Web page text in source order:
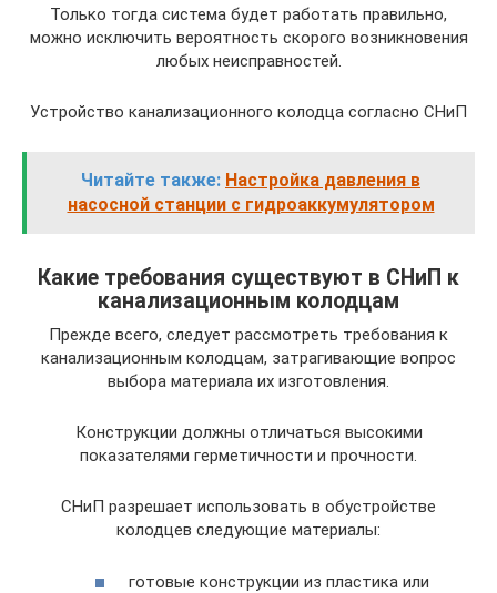
Только тогда система будет работать правильно,
можно исключить вероятность скорого возникновения
любых неисправностей.
Устройство канализационного колодца согласно СНиП
Читайте также: Настройка давления в
насосной станции с гидроаккумулятором
Какие требования существуют в СНиП к
канализационным колодцам
Прежде всего, следует рассмотреть требования к
канализационным колодцам, затрагивающие вопрос
выбора материала их изготовления.
Конструкции должны отличаться высокими
показателями герметичности и прочности.
СНиП разрешает использовать в обустройстве
колодцев следующие материалы:
готовые конструкции из пластика или